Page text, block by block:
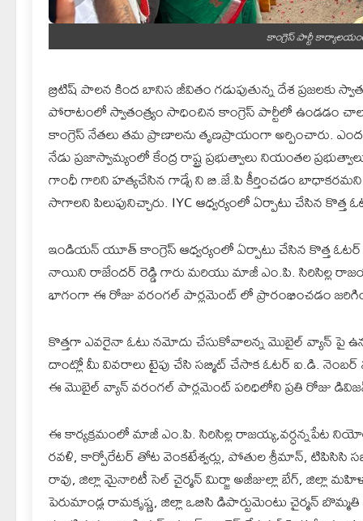
కాంగ్రెస్ పార్టీ
బ్రిటిష్ పాలన కింద బానిస జీవితం గడుపుతున్న దేశ ప్రజలకు
పోరాటంలో స్వాతంత్ర్యం సాధించిన కాంగ్రెస్ పార్టీలో ఉండడం
కాంగ్రెస్ నేతలు తమ ప్రాణాలను తృణప్రాయంగా అర్పించారు.
నేడు ప్రజాస్వామ్యంలో కేంద్ర రాష్ట్ర ప్రభుత్వాలు నియంతల
గాంధీ గారిని హత్యచేసిన గాడ్సే ని బి.జే.పి కీర్తించడం బాధాకరమని
సాగాలని పిలుపునిచ్చారు. IYC ఆధ్వర్యంలో ఏర్పాటు చేసిన
ఇండియన్ యూత్ కాంగ్రెస్ ఆధ్వర్యంలో ఏర్పాటు చేసిన కొత్త ఓటర్
నాయిని రాజేందర్ రెడ్డి గారు మరియు మాజీ ఎం.పి. సిరిసిల్ల
భాగంగా ఈ రోజు వరంగల్ పార్లమెంట్ లో ప్రారంభించడం
కొత్తగా ఎవరైనా ఓటు నమోదు చేసుకోవాలన్న మొబైల్ వ్యాన్ పై
దాంట్లో మీ వివరాలు టైపు చేసి సబ్మిట్ చేసాక ఓటర్ ఐ.డి. నెంబర్
ఈ మొబైల్ వ్యాన్ వరంగల్ పార్లమెంట్ పరిధిలోని ప్రతి రోజు
ఈ కార్యక్రమంలో మాజీ ఎం.పి. సిరిసిల్ల రాజయ్య,వర్ధన్నపేట
రవళి, కార్పోరేటర్ తోట వెంకటేశ్వర్లు, పోతుల శ్రీమాన్, టిపిసిసి
రావు, జిల్లా మైనారిటీ సెల్ చైర్మన్ మిర్జా అజీజుల్లా బేగ్, జిల్లా మహిళా
పెరుమాండ్ల రామకృష్ణ, జిల్లా ఒబిసి డిపార్టుమెంటు చైర్మన్ బొమ్మతి